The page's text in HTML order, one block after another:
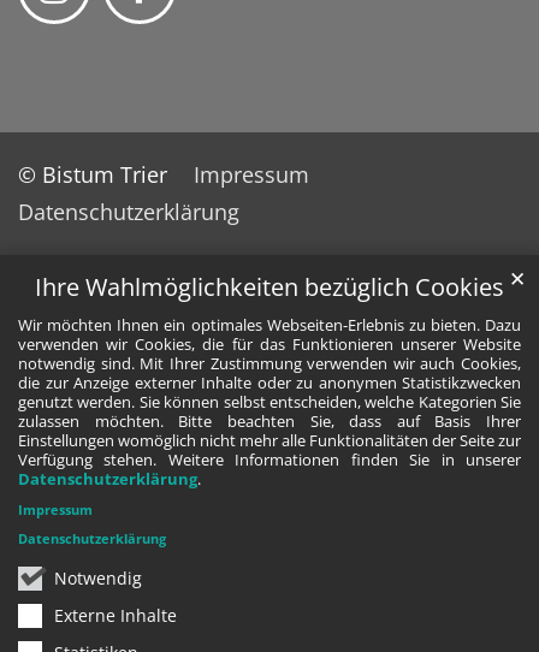
Ihre Wahlmöglichkeiten bezüglich Cookies
Wir möchten Ihnen ein optimales Webseiten-Erlebnis zu bieten. Dazu
verwenden wir Cookies, die für das Funktionieren unserer Website
notwendig sind. Mit Ihrer Zustimmung verwenden wir auch Cookies,
die zur Anzeige externer Inhalte oder zu anonymen Statistikzwecken
genutzt werden. Sie können selbst entscheiden, welche Kategorien Sie
zulassen möchten. Bitte beachten Sie, dass auf Basis Ihrer
Einstellungen womöglich nicht mehr alle Funktionalitäten der Seite zur
Verfügung stehen. Weitere Informationen finden Sie in unserer
Datenschutzerklärung.
Notwendig
Externe Inhalte
✕
Impressum
Datenschutzerklärung
© Bistum Trier
Impressum
Datenschutzerklärung